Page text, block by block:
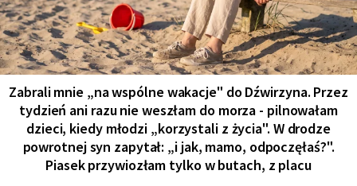
Zabrali mnie „na wspólne wakacje" do Dźwirzyna. Przez
tydzień ani razu nie weszłam do morza - pilnowałam
dzieci, kiedy młodzi „korzystali z życia". W drodze
powrotnej syn zapytał: „i jak, mamo, odpoczęłaś?".
Piasek przywiozłam tylko w butach, z placu